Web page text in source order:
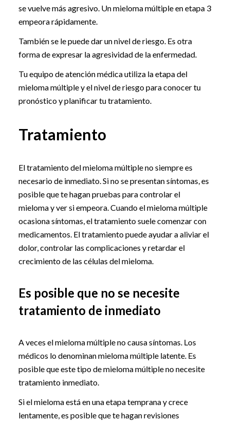
se vuelve más agresivo. Un mieloma múltiple en etapa 3
empeora rápidamente.
También se le puede dar un nivel de riesgo. Es otra
forma de expresar la agresividad de la enfermedad.
Tu equipo de atención médica utiliza la etapa del
mieloma múltiple y el nivel de riesgo para conocer tu
pronóstico y planificar tu tratamiento.
Tratamiento
El tratamiento del mieloma múltiple no siempre es
necesario de inmediato. Si no se presentan síntomas, es
posible que te hagan pruebas para controlar el
mieloma y ver si empeora. Cuando el mieloma múltiple
ocasiona síntomas, el tratamiento suele comenzar con
medicamentos. El tratamiento puede ayudar a aliviar el
dolor, controlar las complicaciones y retardar el
crecimiento de las células del mieloma.
Es posible que no se necesite
tratamiento de inmediato
A veces el mieloma múltiple no causa síntomas. Los
médicos lo denominan mieloma múltiple latente. Es
posible que este tipo de mieloma múltiple no necesite
tratamiento inmediato.
Si el mieloma está en una etapa temprana y crece
lentamente, es posible que te hagan revisiones